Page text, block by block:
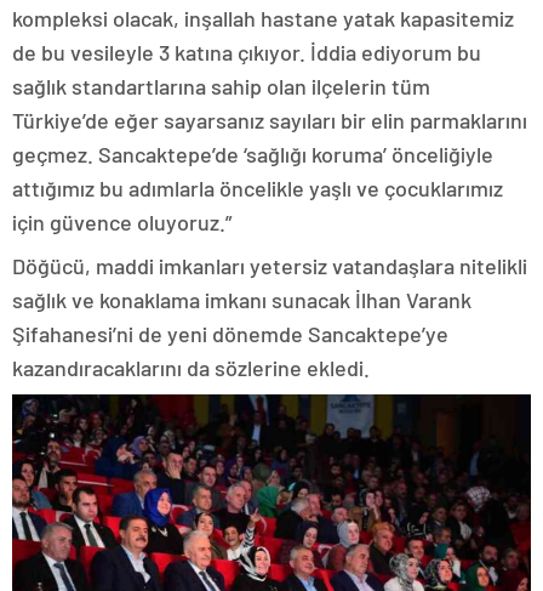
kompleksi olacak, inşallah hastane yatak kapasitemiz
de bu vesileyle 3 katına çıkıyor. İddia ediyorum bu
sağlık standartlarına sahip olan ilçelerin tüm
Türkiye’de eğer sayarsanız sayıları bir elin parmaklarını
geçmez. Sancaktepe’de ‘sağlığı koruma’ önceliğiyle
attığımız bu adımlarla öncelikle yaşlı ve çocuklarımız
için güvence oluyoruz.”
Döğücü, maddi imkanları yetersiz vatandaşlara nitelikli
sağlık ve konaklama imkanı sunacak İlhan Varank
Şifahanesi’ni de yeni dönemde Sancaktepe’ye
kazandıracaklarını da sözlerine ekledi.